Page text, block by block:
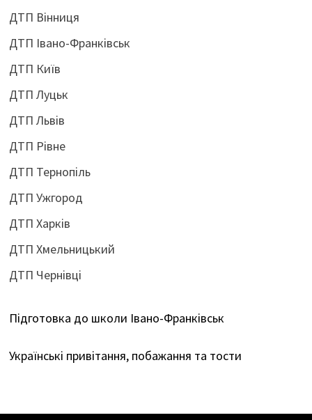
ДТП Вінниця
ДТП Івано-Франківськ
ДТП Київ
ДТП Луцьк
ДТП Львів
ДТП Рівне
ДТП Тернопіль
ДТП Ужгород
ДТП Харків
ДТП Хмельницький
ДТП Чернівці
Підготовка до школи Івано-Франківськ
Українські привітання, побажання та тости